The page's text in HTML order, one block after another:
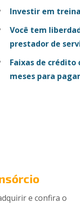
Investir em
Você tem
prestador de
Faixas de
meses para
e confira o